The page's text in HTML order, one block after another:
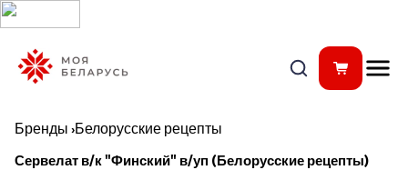
Бренды ›Белорусские рецепты
Сервелат в/к "Финский" в/уп (Белорусские рецепты)